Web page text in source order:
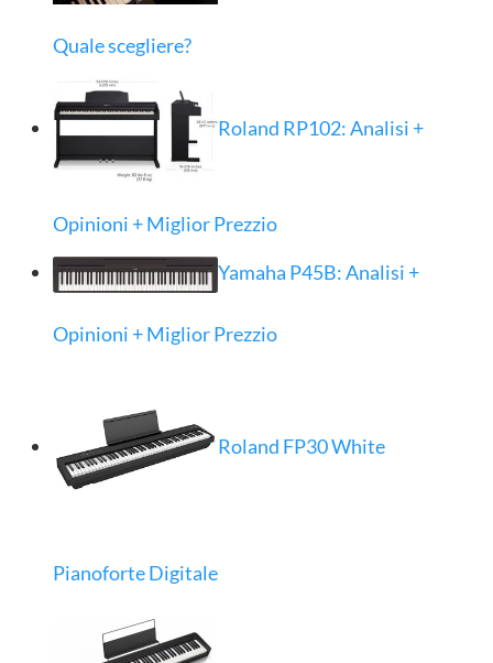
Quale scegliere?
Roland RP102: Analisi +
Opinioni + Miglior Prezzio
Yamaha P45B: Analisi +
Opinioni + Miglior Prezzio
Roland FP30 White
Pianoforte Digitale